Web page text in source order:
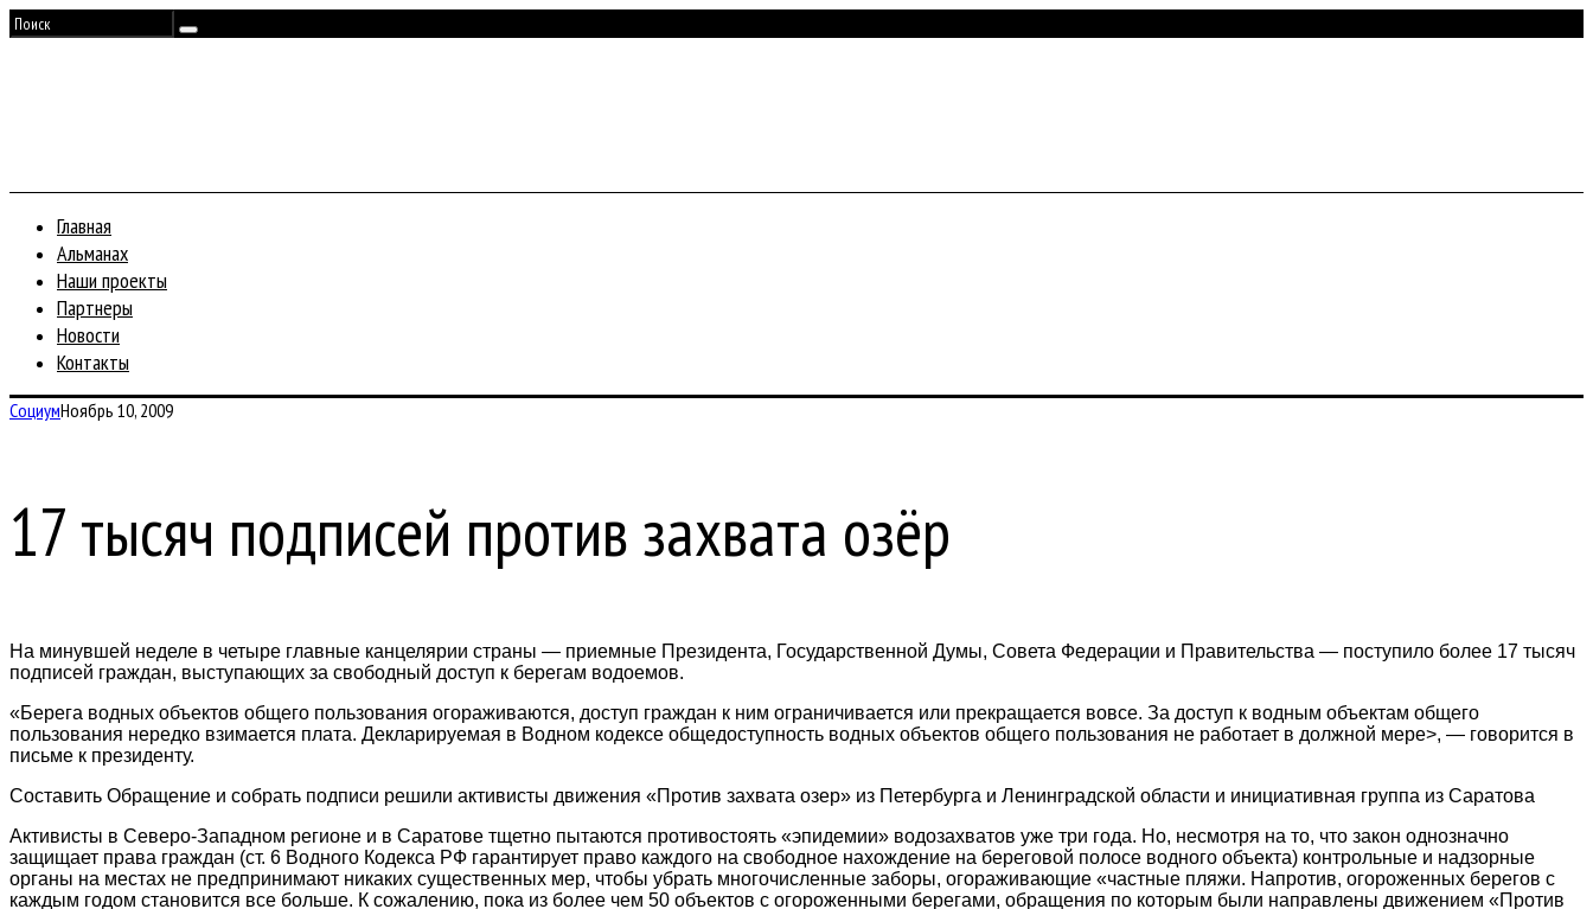
Главная
Альманах
Наши проекты
Партнеры
Новости
Контакты
СоциумНоябрь 10, 2009
17 тысяч подписей против захвата озёр
На минувшей неделе в четыре главные канцелярии страны — приемные Президента, Государственной Думы, Совета Федерации и Правительства — поступило более 17 тысяч
подписей граждан, выступающих за свободный доступ к берегам водоемов.
«Берега водных объектов общего пользования огораживаются, доступ граждан к ним ограничивается или прекращается вовсе. За доступ к водным объектам общего
пользования нередко взимается плата. Декларируемая в Водном кодексе общедоступность водных объектов общего пользования не работает в должной мере>, — говорится в
письме к президенту.
Составить Обращение и собрать подписи решили активисты движения «Против захвата озер» из Петербурга и Ленинградской области и инициативная группа из Саратова
Активисты в Северо-Западном регионе и в Саратове тщетно пытаются противостоять «эпидемии» водозахватов уже три года. Но, несмотря на то, что закон однозначно
защищает права граждан (ст. 6 Водного Кодекса РФ гарантирует право каждого на свободное нахождение на береговой полосе водного объекта) контрольные и надзорные
органы на местах не предпринимают никаких существенных мер, чтобы убрать многочисленные заборы, огораживающие «частные пляжи. Напротив, огороженных берегов с
каждым годом становится все больше. К сожалению, пока из более чем 50 объектов с огороженными берегами, обращения по которым были направлены движением «Против